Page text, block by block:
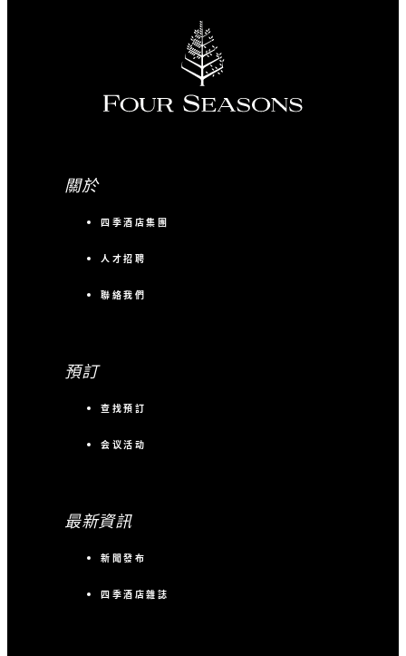
將根據房價收取 10% 服務費和 3% 酒店住宿稅
。此優惠僅限每晚最少入住 15 間客房的團體使
用，並必須最少入住兩晚。
關於
四季酒店集團
人才招聘
聯絡我們
預訂
查找預訂
会议活动
最新資訊
新聞發布
四季酒店雜誌